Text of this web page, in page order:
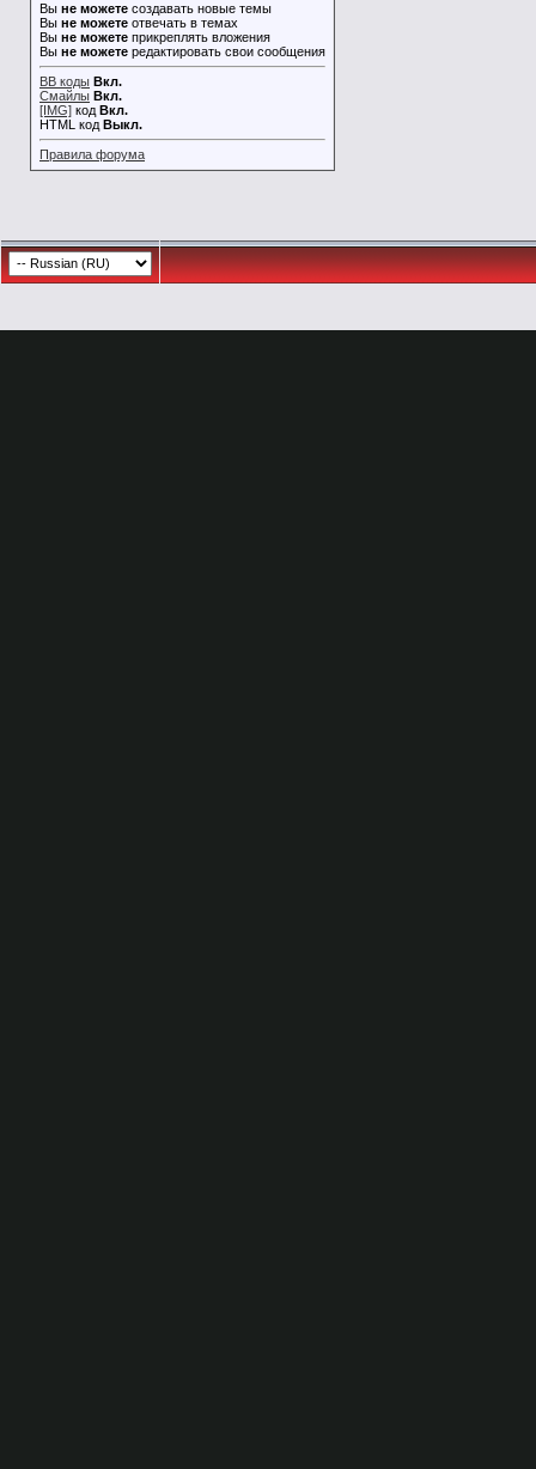
Вы не можете создавать новые темы
Вы не можете отвечать в темах
Вы не можете прикреплять вложения
Вы не можете редактировать свои сообщения
BB коды Вкл.
Смайлы Вкл.
[IMG] код Вкл.
HTML код Выкл.
Правила форума